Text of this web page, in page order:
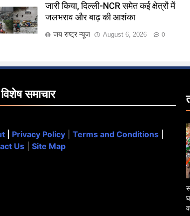
जारी किया, दिल्ली-NCR समेत कई क्षेत्रों में
जलभराव और बाढ़ की आशंका
जय राष्ट्र न्यूज August 6, 2026 0
समाचार
Privacy Policy Terms and Conditions
Us
Site Map